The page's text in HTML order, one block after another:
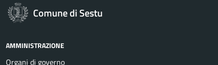
Comune di Sestu
AMMINISTRAZIONE
Organi di governo